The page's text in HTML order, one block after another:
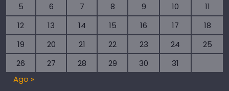
5
6 7 8 9 10
11
12
13 14 15 16 17
18
19
20 21 22 23 24
25
26
27 28 29 30
31
Ago »